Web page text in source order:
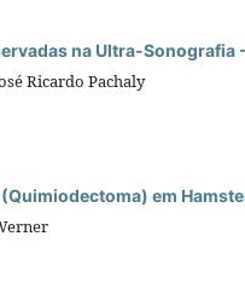
na Ultra-Sonografia
Ricardo Pachaly
em